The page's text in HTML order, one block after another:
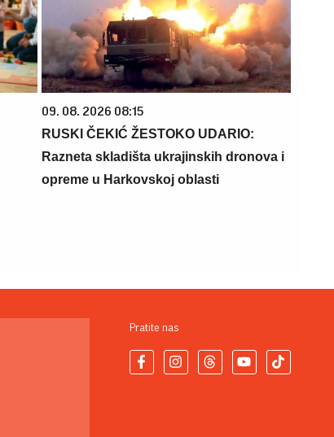
09. 08. 2026 08:15
RUSKI ČEKIĆ ŽESTOKO UDARIO:
Razneta skladišta ukrajinskih dronova i
opreme u Harkovskoj oblasti
Pratite nas